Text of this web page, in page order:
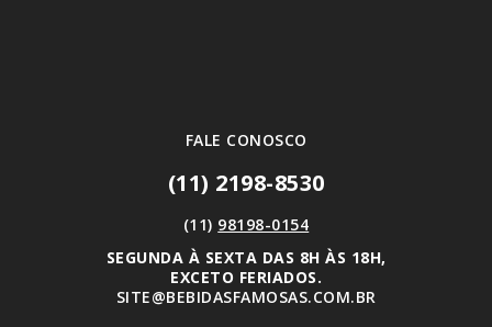
FALE CONOSCO
(11) 2198-8530
(11) 98198-0154
SEGUNDA À SEXTA DAS 8H ÀS 18H,
EXCETO FERIADOS.
SITE@BEBIDASFAMOSAS.COM.BR